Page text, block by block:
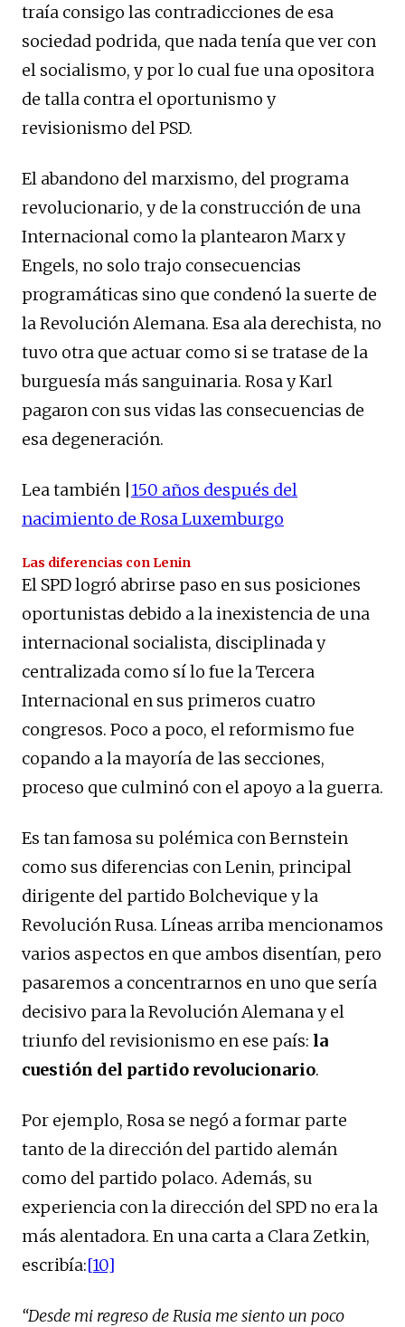
traía consigo las contradicciones de esa
sociedad podrida, que nada tenía que ver con
el socialismo, y por lo cual fue una opositora
de talla contra el oportunismo y
revisionismo del PSD.
El abandono del marxismo, del programa
revolucionario, y de la construcción de una
Internacional como la plantearon Marx y
Engels, no solo trajo consecuencias
programáticas sino que condenó la suerte de
la Revolución Alemana. Esa ala derechista, no
tuvo otra que actuar como si se tratase de la
burguesía más sanguinaria. Rosa y Karl
pagaron con sus vidas las consecuencias de
esa degeneración.
Lea también | 150 años después del
nacimiento de Rosa Luxemburgo
Las diferencias con Lenin
El SPD logró abrirse paso en sus posiciones
oportunistas debido a la inexistencia de una
internacional socialista, disciplinada y
centralizada como sí lo fue la Tercera
Internacional en sus primeros cuatro
congresos. Poco a poco, el reformismo fue
copando a la mayoría de las secciones,
proceso que culminó con el apoyo a la guerra.
Es tan famosa su polémica con Bernstein
como sus diferencias con Lenin, principal
dirigente del partido Bolchevique y la
Revolución Rusa. Líneas arriba mencionamos
varios aspectos en que ambos disentían, pero
pasaremos a concentrarnos en uno que sería
decisivo para la Revolución Alemana y el
triunfo del revisionismo en ese país: la
cuestión del partido revolucionario.
Por ejemplo, Rosa se negó a formar parte
tanto de la dirección del partido alemán
como del partido polaco. Además, su
experiencia con la dirección del SPD no era la
más alentadora. En una carta a Clara Zetkin,
escribía:[10]
“Desde mi regreso de Rusia me siento un poco